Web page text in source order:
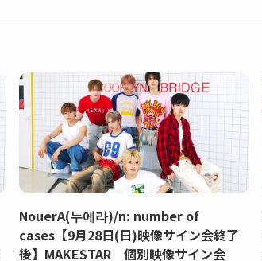
NouerA(누에라)/n: number of
cases【9月28日(日)映像サイン会終了
後】MAKESTAR 個別映像サイン会